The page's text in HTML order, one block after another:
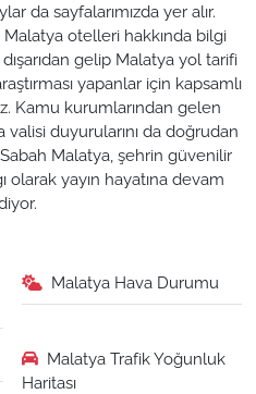
da sayfalarımızda yer alır.
Malatya otelleri hakkında bilgi
gelip Malatya yol tarifi
yapanlar için kapsamlı
Kamu kurumlarından gelen
valisi duyurularını da doğrudan
Malatya, şehrin güvenilir
olarak yayın hayatına devam
Malatya Hava Durumu
Malatya Trafik Yoğunluk
Haritası